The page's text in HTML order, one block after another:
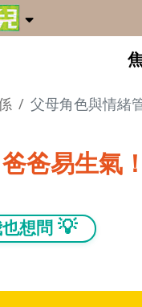
父母角色與情緒
爸易生氣！
想問 💡